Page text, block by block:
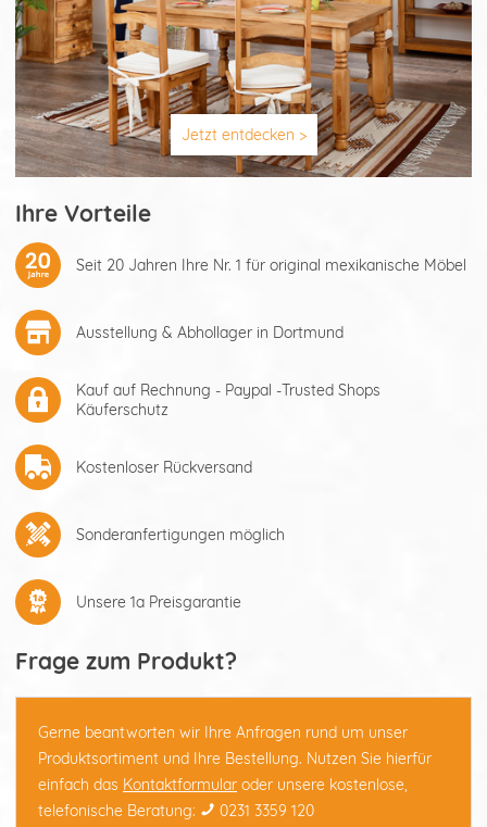
Jetzt entdecken >
Ihre Vorteile
Seit 20 Jahren Ihre Nr. 1 für original mexikanische Möbel
Ausstellung & Abhollager in Dortmund
Kauf auf Rechnung - Paypal -Trusted Shops
Käuferschutz
Kostenloser Rückversand
Sonderanfertigungen möglich
Unsere 1a Preisgarantie
Frage zum Produkt?
Gerne beantworten wir Ihre Anfragen rund um unser
Produktsortiment und Ihre Bestellung. Nutzen Sie hierfür
einfach das Kontaktformular oder unsere kostenlose,
telefonische Beratung:
0231 3359 120